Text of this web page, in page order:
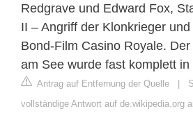
Redgrave und Edward Fox,
II – Angriff der Klonkrieger
Bond-Film Casino Royale.
am See wurde fast komplett
Antrag auf Entfernung der Quelle |
vollständige Antwort auf de.wikipedia.org